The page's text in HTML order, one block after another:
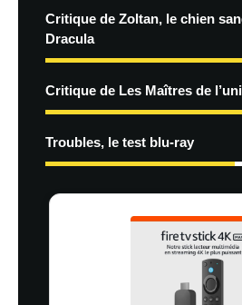
Critique de Zoltan, le chien
Dracula
Critique de Les Maîtres de
Troubles, le test blu-ray